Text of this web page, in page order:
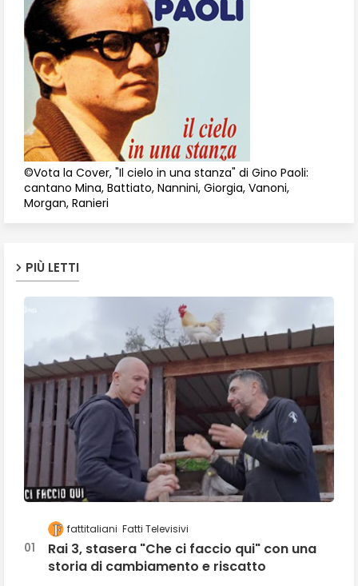
©Vota la Cover, "Il cielo in una stanza" di Gino Paoli:
cantano Mina, Battiato, Nannini, Giorgia, Vanoni,
Morgan, Ranieri
PIÙ LETTI
fattitaliani Fatti Televisivi
Rai 3, stasera "Che ci faccio qui" con una
storia di cambiamento e riscatto